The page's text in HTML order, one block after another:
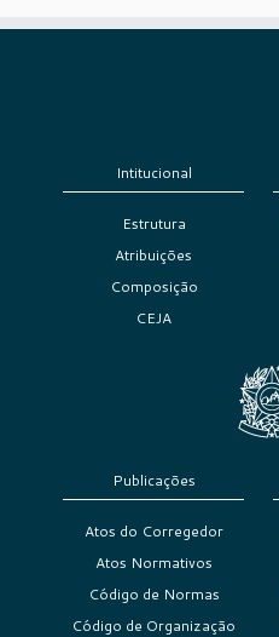
Intitucional
Estrutura
Atribuições
Composição
CEJA
Publicações
Atos do Corregedor
Atos Normativos
Código de Normas
Código de Organização